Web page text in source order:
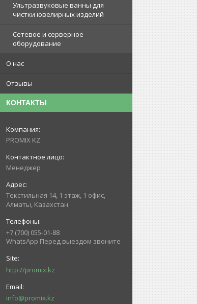
Ультразвуковые ванны для
чистки ювелирных изделий
Сетевое и серверное
оборудование
О нас
Отзывы
КОНТАКТЫ
PROMIX KZ
Менеджер
Текстильная 14, 1 этаж, 1 офис,
Алматы, Казахстан
+7 (700) 055-01-88
WhatsApp Перед выездом звоните
http://promix.kz
info@promix.kz